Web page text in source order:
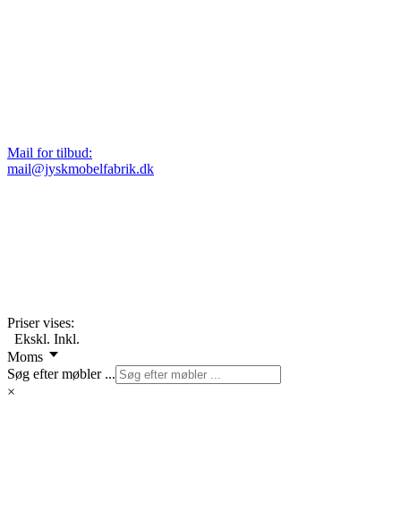
Mail for tilbud:
mail@jyskmobelfabrik.dk
Priser vises:
Ekskl. Inkl.
Moms
Søg efter møbler ...
×